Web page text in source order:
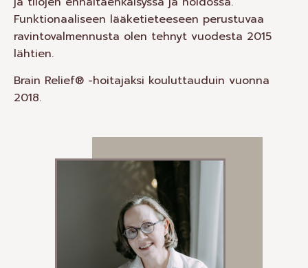
Funktionaaliseen lääketieteeseen perustuvaa
ravintovalmennusta olen tehnyt vuodesta 2015
lähtien.
Brain Relief® -hoitajaksi kouluttauduin vuonna
2018.